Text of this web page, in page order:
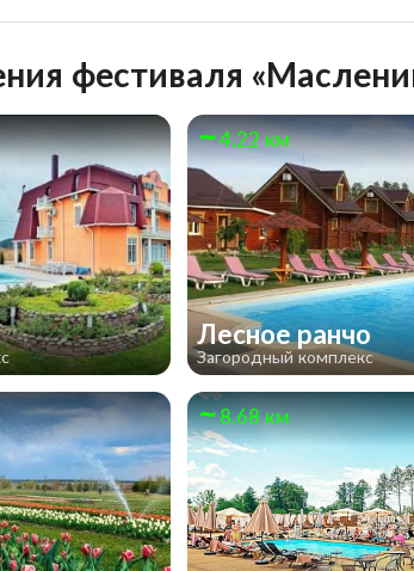
фестиваля
4.22 км
Лесное ранчо
Загородный комплекс
8.68 км